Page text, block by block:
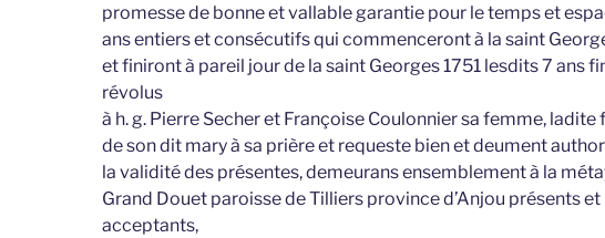
promesse de bonne et vallable garantie pour le temps et
ans entiers et consécutifs qui commenceront à la saint
et finiront à pareil jour de la saint Georges 1751 lesdits 7 ans
révolus
à h. g. Pierre Secher et Françoise Coulonnier sa femme, ladite
de son dit mary à sa prière et requeste bien et deument
la validité des présentes, demeurans ensemblement à la
Grand Douet paroisse de Tilliers province d’Anjou présents et
acceptants,